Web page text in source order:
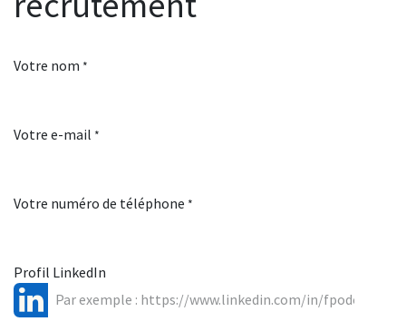
Votre nom *
Votre e-mail *
Votre numéro de téléphone *
Profil LinkedIn